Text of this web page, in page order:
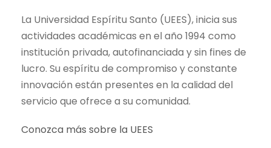
La Universidad Espíritu Santo (UEES), inicia sus
actividades académicas en el año 1994 como
institución privada, autofinanciada y sin fines de
lucro. Su espíritu de compromiso y constante
innovación están presentes en la calidad del
servicio que ofrece a su comunidad.
Conozca más sobre la UEES